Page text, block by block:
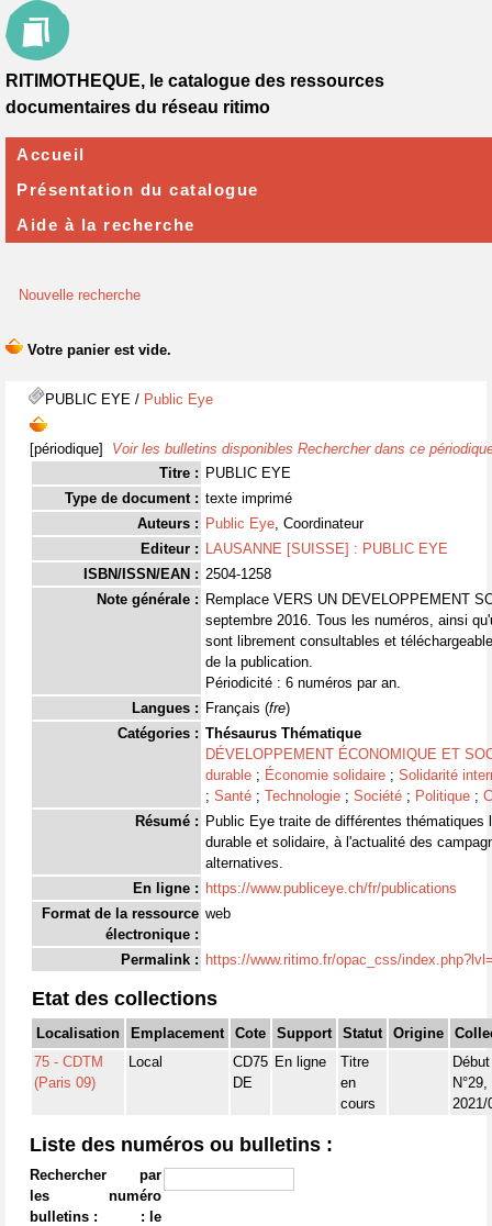
Nouvelle recherche
PUBLIC EYE / Public Eye
[périodique] Voir les bulletins disponibles Rechercher dans ce
Titre : PUBLIC EYE
Type de document : texte imprimé
Auteurs : Public Eye, Coordinateur
Editeur : LAUSANNE [SUISSE] : PUBLIC EYE
ISBN/ISSN/EAN : 2504-1258
Note générale : Remplace VERS UN DEVELOPPEMENT
septembre 2016. Tous les numéros, ainsi
sont librement consultables et
de la publication.
Périodicité : 6 numéros par an.
Langues : Français (fre)
Catégories : Thésaurus Thématique
DÉVELOPPEMENT ÉCONOMIQUE ET
durable ; Économie solidaire ; Solidarité
; Santé ; Technologie ; Société ; Politique ;
Résumé : Public Eye traite de différentes thématiques
durable et solidaire, à l'actualité des
alternatives.
En ligne : https://www.publiceye.ch/fr/publications
Format de la ressource
électronique :
web
Permalink : https://www.ritimo.fr/opac_css/
Etat des collections
Localisation Emplacement Cote Support Statut Origine
75 - CDTM
(Paris 09)
Local
CD75
DE
En ligne
Titre
en
cours
Début
N°29,
2021/
Liste des numéros ou bulletins :
Rechercher
les
bulletins :
par
numéro
: le
RITIMOTHEQUE, le catalogue des ressources
documentaires du réseau ritimo
Accueil
Présentation du catalogue
Aide à la recherche